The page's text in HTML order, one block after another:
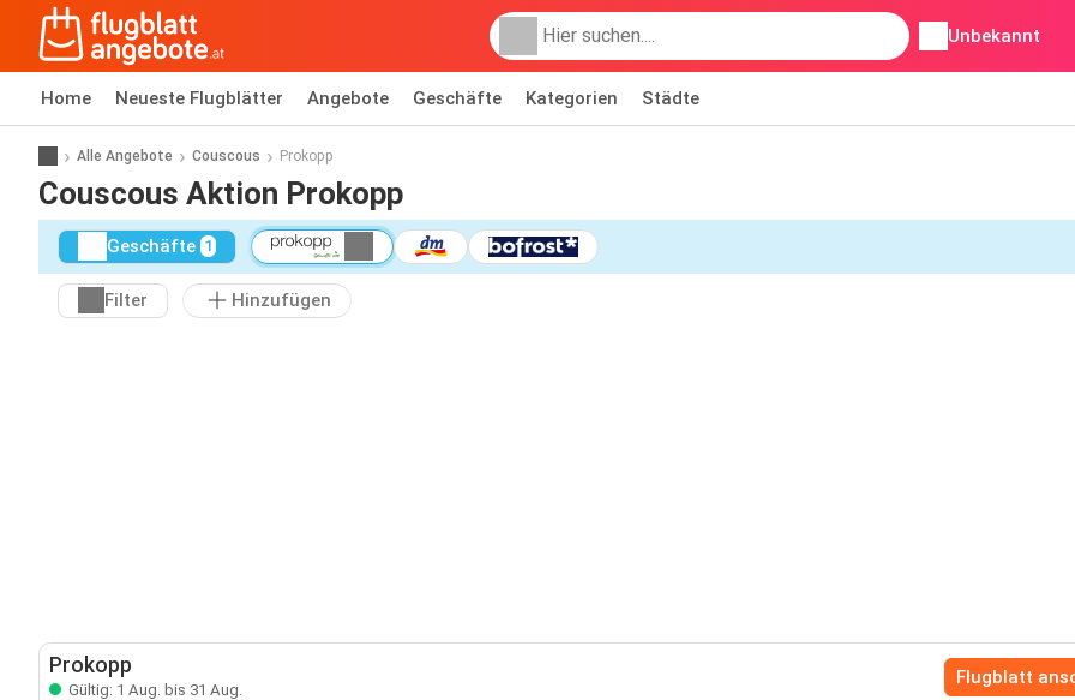
Unbekannt
Home Neueste Flugblätter Angebote Geschäfte Kategorien Städte
Alle Angebote Couscous Prokopp
Couscous Aktion Prokopp
Geschäfte 1
Filter Hinzufügen
Prokopp
Gültig: 1 Aug. bis 31 Aug.
Flugblatt